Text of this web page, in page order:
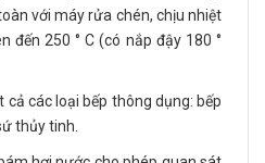
với máy rửa chén, chịu nhiệt
đến 250 ° C (có nắp đậy 180 °
các loại bếp thông dụng: bếp
thủy tinh.